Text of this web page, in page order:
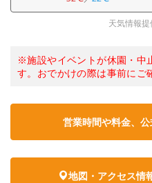
天気情報
※施設やイベントが休園・中
す。おでかけの際は事前にご
営業時間や料金、
地図・アクセス情